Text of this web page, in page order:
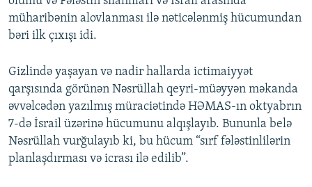
müharibənin alovlanması ilə nəticələnmiş hücumundan
bəri ilk çıxışı idi.
Gizlində yaşayan və nadir hallarda ictimaiyyət
qarşısında görünən Nəsrüllah qeyri-müəyyən məkanda
əvvəlcədən yazılmış müraciətində HƏMAS-ın oktyabrın
7-də İsrail üzərinə hücumunu alqışlayıb. Bununla belə
Nəsrüllah vurğulayıb ki, bu hücum “sırf fələstinlilərin
planlaşdırması və icrası ilə edilib”.